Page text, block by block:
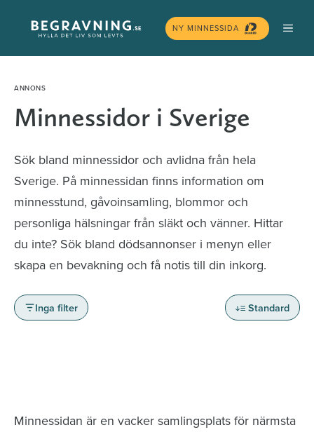
innehåll
NY MINNESSIDA
Minnessidor i Sverige
Sök bland minnessidor och avlidna från hela
Sverige. På minnessidan finns information om
minnesstund, gåvoinsamling, blommor och
personliga hälsningar från släkt och vänner. Hittar
du inte? Sök bland dödsannonser i menyn eller
skapa en bevakning och få notis till din inkorg.
Inga filter Standard
Minnessidan är en vacker samlingsplats för närmsta